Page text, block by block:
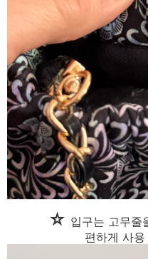
☆ 입구는 고무줄
편하게 사